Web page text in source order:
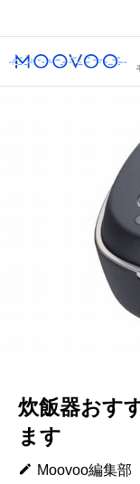
炊飯器おす
ます
Moovoo編集部